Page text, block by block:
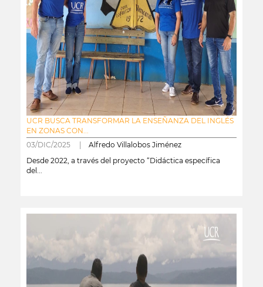
UCR BUSCA TRANSFORMAR LA ENSEÑANZA DEL INGLÉS
EN ZONAS CON...
03/DIC/2025 | Alfredo Villalobos Jiménez
Desde 2022, a través del proyecto “Didáctica específica
del...